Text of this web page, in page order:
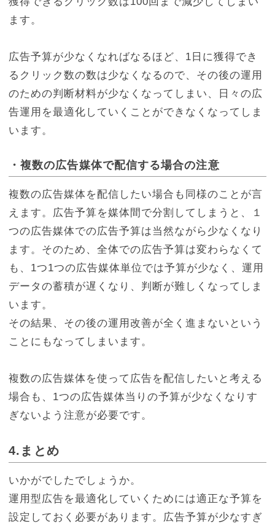
ます。
広告予算が少なくなればなるほど、1日に獲得でき
るクリック数の数は少なくなるので、その後の運用
のための判断材料が少なくなってしまい、日々の広
告運用を最適化していくことができなくなってしま
います。
・複数の広告媒体で配信する場合の注意
複数の広告媒体を配信したい場合も同様のことが言
えます。広告予算を媒体間で分割してしまうと、１
つの広告媒体での広告予算は当然ながら少なくなり
ます。そのため、全体での広告予算は変わらなくて
も、1つ1つの広告媒体単位では予算が少なく、運用
データの蓄積が遅くなり、判断が難しくなってしま
います。
その結果、その後の運用改善が全く進まないという
ことにもなってしまいます。
複数の広告媒体を使って広告を配信したいと考える
場合も、1つの広告媒体当りの予算が少なくなりす
ぎないよう注意が必要です。
4. まとめ
いかがでしたでしょうか。
運用型広告を最適化していくためには適正な予算を
設定しておく必要があります。広告予算が少なすぎ